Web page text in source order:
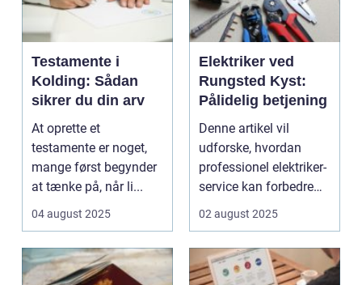
Testamente i
Kolding: Sådan
sikrer du din arv
At oprette et
testamente er noget,
mange først begynder
at tænke på, når li...
04 august 2025
Elektriker ved
Rungsted Kyst:
Pålidelig betjening
Denne artikel vil
udforske, hvordan
professionel elektriker-
service kan forbedre
dit hjem eller din ...
02 august 2025